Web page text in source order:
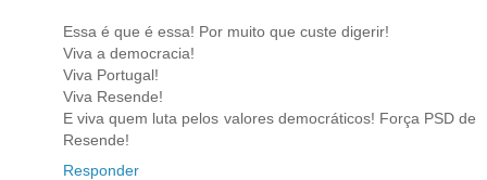
Essa é que é essa! Por muito que custe digerir!
Viva a democracia!
Viva Portugal!
Viva Resende!
E viva quem luta pelos valores democráticos! Força PSD de
Resende!
Responder